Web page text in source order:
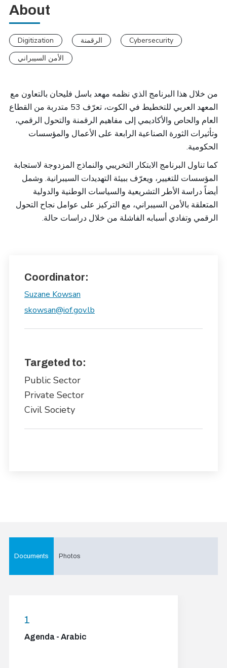
About
Digitization الرقمنة
Cybersecurity
الأمن السيبراني
من خلال هذا البرنامج الذي نظمه مهعد باسل فليحان بالتعاون مع
المعهد العربي للتخطيط في الكوت، تعرّف 53 متدربة من القطاع
العام والحاص والأكاديمي إلى مفاهيم الرقمنة والتحول الرقمي،
وتأثيرات الثورة الصناعية الرابعة على الأعمال والمؤسسات
الحكومية.
كما تناول البرنامج الابتكار التخريبي والنماذج المزدوجة لاستجابة
المؤسسات للتغيير، ويعرّف ببيئة التهديدات السيبرانية. وشمل
أيضاً دراسة الأطر التشريعية والسياسات الوطنية والدولية
المتعلقة بالأمن السيبراني، مع التركيز على عوامل نجاح التحول
الرقمي وتفادي أسبابه الفاشلة من خلال دراسات حالة.
Coordinator:
Suzane Kowsan
skowsan@iof.gov.lb
Targeted to:
Public Sector
Private Sector
Civil Society
Documents
1
Agenda - Arabic
Photos